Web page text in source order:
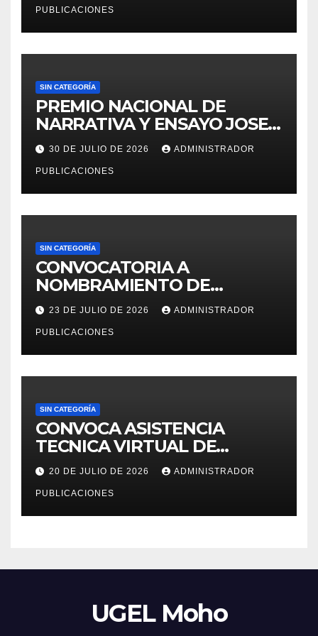
PARA LA OFICINA DE
ADMINISTRACION DE
PERSONAL – UGEL MOHO.
PUBLICACIONES
SIN CATEGORÍA
PREMIO NACIONAL DE
NARRATIVA Y ENSAYO JOSE
MARIA ARGUEDAS
30 DE JULIO DE 2026 ADMINISTRADOR
PUBLICACIONES
SIN CATEGORÍA
CONVOCATORIA A
NOMBRAMIENTO DE
PERSONAL DEL DECRETO
LEGISLATIVO 276 – 2026
23 DE JULIO DE 2026 ADMINISTRADOR
PUBLICACIONES
SIN CATEGORÍA
CONVOCA ASISTENCIA
TECNICA VIRTUAL DE
«EJERCICIOS DEL CENSO
EDUCATIVO – 2026»
20 DE JULIO DE 2026 ADMINISTRADOR
PUBLICACIONES
UGEL Moho